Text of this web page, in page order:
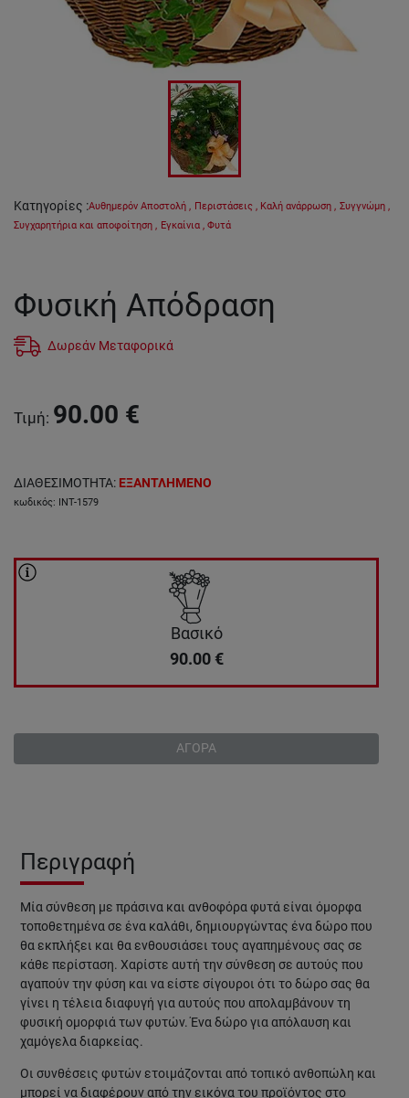
Κατηγορίες :Αυθημερόν Αποστολή , Περιστάσεις , Καλή ανάρρωση , Συγγνώμη ,
Συγχαρητήρια και αποφοίτηση , Εγκαίνια , Φυτά
Φυσική Απόδραση
Δωρεάν Μεταφορικά
Τιμή: 90.00 €
ΔΙΑΘΕΣΙΜΟΤΗΤΑ: ΕΞΑΝΤΛΗΜΕΝΟ
κωδικός: INT-1579
Βασικό
90.00 €
ΑΓΟΡΑ
Περιγραφή
Μία σύνθεση με πράσινα και ανθοφόρα φυτά είναι όμορφα
τοποθετημένα σε ένα καλάθι, δημιουργώντας ένα δώρο που
θα εκπλήξει και θα ενθουσιάσει τους αγαπημένους σας σε
κάθε περίσταση. Χαρίστε αυτή την σύνθεση σε αυτούς που
αγαπούν την φύση και να είστε σίγουροι ότι το δώρο σας θα
γίνει η τέλεια διαφυγή για αυτούς που απολαμβάνουν τη
φυσική ομορφιά των φυτών. Ένα δώρο για απόλαυση και
χαμόγελα διαρκείας.
Οι συνθέσεις φυτών ετοιμάζονται από τοπικό ανθοπώλη και
μπορεί να διαφέρουν από την εικόνα του προϊόντος στο